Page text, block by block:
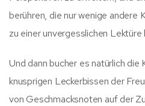
berühren, die nur wenige andere
zu einer unvergesslichen
Und dann bucher es natürlich die
knusprigen Leckerbissen der
von Geschmacksnoten auf der